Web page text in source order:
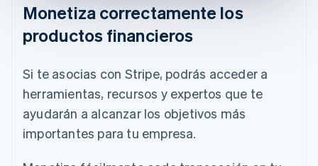
Monetiza correctamente los
productos financieros
Si te asocias con Stripe, podrás acceder a
herramientas, recursos y expertos que te
ayudarán a alcanzar los objetivos más
importantes para tu empresa.